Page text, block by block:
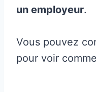
un employeur.
Vous pouvez
pour voir